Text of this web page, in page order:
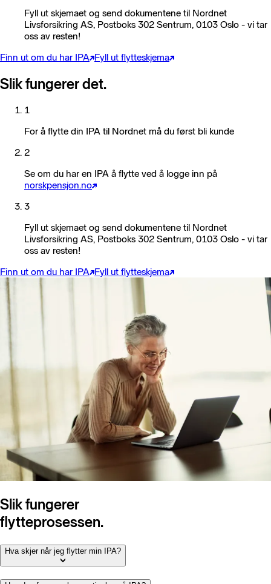
Fyll ut skjemaet og send dokumentene til Nordnet
Livsforsikring AS, Postboks 302 Sentrum, 0103 Oslo - vi tar
oss av resten!
Finn ut om du har IPA Fyll ut flytteskjema
Slik fungerer det.
1
For å flytte din IPA til Nordnet må du først bli kunde
2
Se om du har en IPA å flytte ved å logge inn på
norskpensjon.no
3
Fyll ut skjemaet og send dokumentene til Nordnet
Livsforsikring AS, Postboks 302 Sentrum, 0103 Oslo - vi tar
oss av resten!
Finn ut om du har IPA Fyll ut flytteskjema
Slik fungerer
flytteprosessen.
Hva skjer når jeg flytter min IPA?